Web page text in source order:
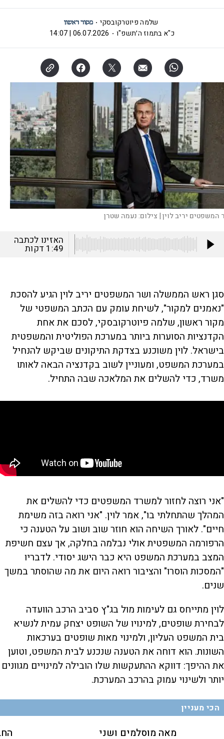
שלמה פיוטרקובסקי
כ"א בתמוז ה׳תשפ"ו
06.07.2026 | 14:07
המשפטים יריב לוין | צילום:נעמה שטרן
האזינו לכתבה
1:49 דקות
סגן ראש הממשלה ושר המשפטים יריב לוין הגיע להסכת
"נאמנים למקור", לשיחת עומק עם הכתב המשפטי של
מקור ראשון, שלמה פיוטרקובסקי, לסכם את אחת
הקדנציות הסוערות ביותר במערכת הפוליטית והמשפטית
בישראל. לוין משוכנע בצדקת התיקונים שביקש להנחיל
במערכת המשפט, ומעוניין לשוב בקדנציה הבאה לאותו
משרד, כדי להשלים את המלאכה שבה התחיל.
"אני רוצה לחזור למשרד המשפטים כדי להשלים את
המהלך שהתחלתי בו", אמר לוין. "אני רואה בזה משימת
חיים". לאורך השיחה הוא חוזר שוב ושוב על הטענה כי
הרפורמה המשפטית אולי נבלמה בחלקה, אך עצם חשיפת
המצב במערכת המשפט היא כבר הישג יסודי. לדבריו
"המסכות הוסרו" והציבור רואה היום את מה שהוסתר במשך
שנים.
לוין מתייחס גם לעימות מול בג"ץ סביב הרכב הוועדה
לבחירת שופטים, למינויו של השופט יצחק עמית לנשיא
בית המשפט העליון, ולמינוי מאות שופטים בערכאות
השונות. הוא דוחה את הטענה שנכנע לבית המשפט, וטוען
את ההיפך: דווקא ההתעקשות שלו הובילה למינויים מגוונים
יותר ולשינוי עמוק בהרכב המערכת.
הכי מעניין
מאה מוסלמים ושני